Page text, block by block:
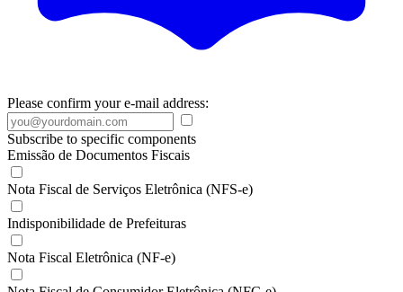
Please confirm your e-mail address:
Subscribe to specific components
Emissão de Documentos Fiscais
Nota Fiscal de Serviços Eletrônica (NFS-e)
Indisponibilidade de Prefeituras
Nota Fiscal Eletrônica (NF-e)